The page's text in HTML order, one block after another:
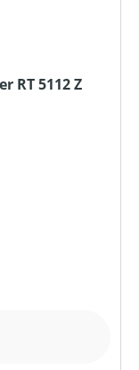
RT 5112 Z